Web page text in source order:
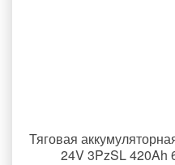
Тяговая
24V 3PzSL 420Ah